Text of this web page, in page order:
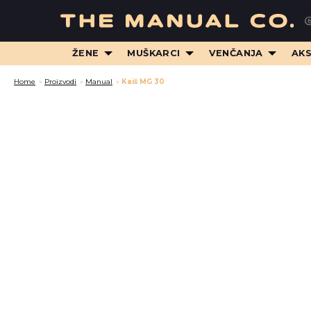
ŽENE MUŠKARCI VENČANJA
Home » Proizvodi » Manual » Kaiš MG 30